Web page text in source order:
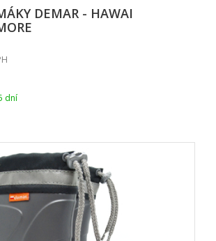
DEMAR - HAWAI
dní